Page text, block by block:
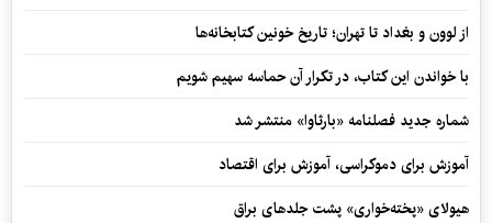
از لوون و بغداد تا تهران؛ تاریخ خونین کتابخانه‌ها
با خواندن این کتاب، در تکرار آن حماسه سهیم شویم
شماره جدید فصلنامه «بارثاوا» منتشر شد
آموزش برای دموکراسی، آموزش برای اقتصاد
هیولای «پخته‌خواری» پشت جلدهای براق